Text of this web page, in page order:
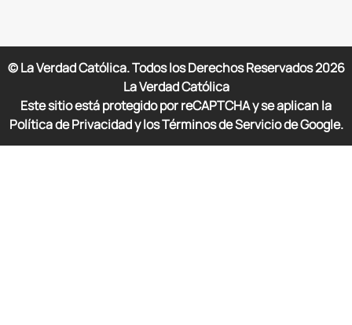
© La Verdad Católica. Todos los Derechos Reservados2026
La Verdad Católica
Este sitio está protegido por reCAPTCHA y se aplican la
Política de Privacidad y los Términos de Servicio de Google.